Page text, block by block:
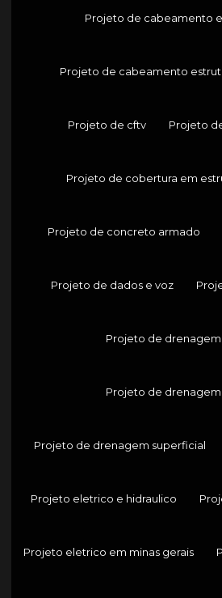
Projeto de cabeamento
Projeto de cabeamento
Projeto de cftv Projeto
Projeto de cobertura em
Projeto de concreto armado
Projeto de dados e voz
Projeto de drenagem
Projeto de
Projeto de drenagem superficial
Projeto eletrico e hidraulico
Projeto eletrico em minas gerais